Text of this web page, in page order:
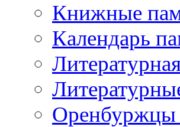
Книжные
Календарь
Оренбуржцы